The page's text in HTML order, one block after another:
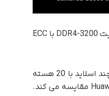
در بالا و پایین 6 کنترلر حافظه قرار دارند که هر کدام می توانند یک کانال 72 بیتی تا 128 گیگابایت DDR4-3200 با ECC
بایکال از این برگه مشخصات چشمگیر با برخی ارقام بنچمارک پشتیبانی می کند. S1000 را در چند اسلاید با 20 هسته
ای Intel Xeon Gold 6148، 16 هسته ای AMD Epyc 7351 و 48 هسته ای Huawei Kunpeng 920 مقایسه می کند.